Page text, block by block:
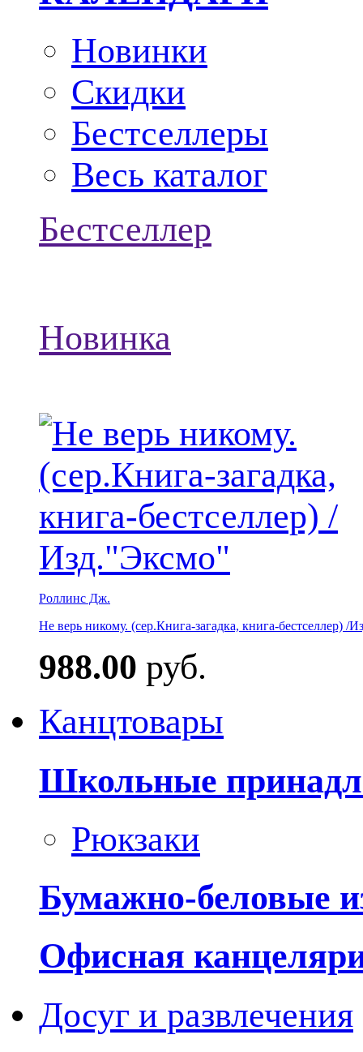
Новинки
Скидки
Бестселлеры
Весь каталог
Бестселлер
Новинка
Роллинс Дж.
Не верь никому. (сер.Книга-загадка, книга-бестселлер) /
988.00 руб.
Канцтовары
Школьные
Рюкзаки
Бумажно-беловые
Офисная
Досуг и развлечения